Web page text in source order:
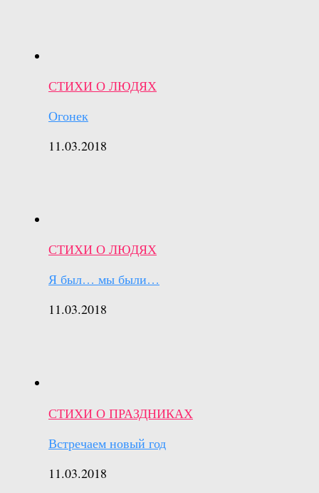
СТИХИ О ЛЮДЯХ
Огонек
11.03.2018
СТИХИ О ЛЮДЯХ
Я был… мы были…
11.03.2018
СТИХИ О ПРАЗДНИКАХ
Встречаем новый год
11.03.2018